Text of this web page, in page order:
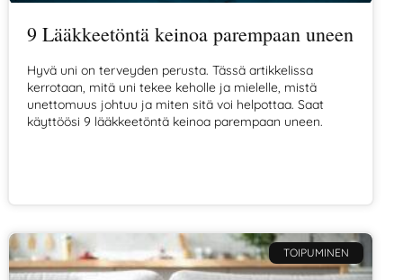
9 Lääkkeetöntä keinoa parempaan uneen
Hyvä uni on terveyden perusta. Tässä artikkelissa
kerrotaan, mitä uni tekee keholle ja mielelle, mistä
unettomuus johtuu ja miten sitä voi helpottaa. Saat
käyttöösi 9 lääkkeetöntä keinoa parempaan uneen.
TOIPUMINEN